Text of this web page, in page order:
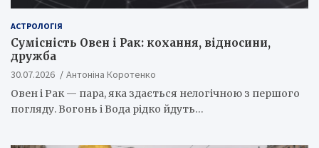
АСТРОЛОГІЯ
Сумісність Овен і Рак: кохання, відносини,
дружба
30.07.2026
Антоніна Коротенко
Овен і Рак — пара, яка здається нелогічною з першого
погляду. Вогонь і Вода рідко йдуть…